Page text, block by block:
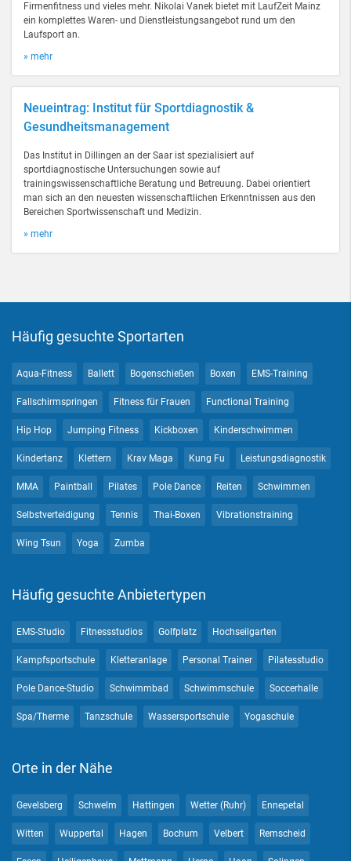
Firmenfitness und vieles mehr. Nikolai Vanek bietet mit LaufZeit Mainz
ein komplettes Waren- und Dienstleistungsangebot rund um den
Laufsport an.
» mehr
Neueintrag: Institut für Sportdiagnostik &
Gesundheitsmanagement
Das Institut in Dillingen an der Saar ist spezialisiert auf
sportdiagnostische Untersuchungen sowie auf
trainingswissenschaftliche Beratung und Betreuung. Dabei orientiert
man sich an den neuesten wissenschaftlichen Erkenntnissen aus den
Bereichen Sportwissenschaft und Medizin.
» mehr
Häufig gesuchte Sportarten
Aqua-Fitness Ballett Bogenschießen Boxen EMS-Training
Fallschirmspringen Fitness für Frauen Functional Training
Hip Hop Jumping Fitness Kickboxen Kinderschwimmen
Kindertanz Klettern Krav Maga Kung Fu Leistungsdiagnostik
MMA Paintball Pilates Pole Dance Reiten Schwimmen
Selbstverteidigung Tennis Thai-Boxen Vibrationstraining
Wing Tsun Yoga Zumba
Häufig gesuchte Anbietertypen
EMS-Studio Fitnessstudios Golfplatz Hochseilgarten
Kampfsportschule Kletteranlage Personal Trainer Pilatesstudio
Pole Dance-Studio Schwimmbad Schwimmschule Soccerhalle
Spa/Therme Tanzschule Wassersportschule Yogaschule
Orte in der Nähe
Gevelsberg Schwelm Hattingen Wetter (Ruhr) Ennepetal
Witten Wuppertal Hagen Bochum Velbert Remscheid